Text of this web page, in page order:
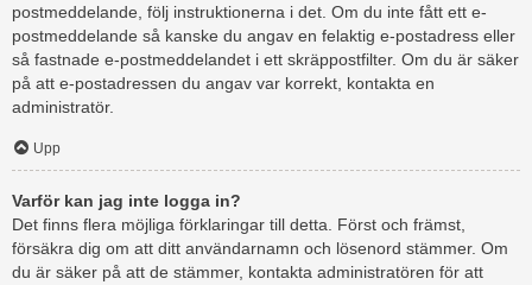
postmeddelande, följ instruktionerna i det. Om du inte fått ett e-
postmeddelande så kanske du angav en felaktig e-postadress eller
så fastnade e-postmeddelandet i ett skräppostfilter. Om du är säker
på att e-postadressen du angav var korrekt, kontakta en
administratör.
Upp
Varför kan jag inte logga in?
Det finns flera möjliga förklaringar till detta. Först och främst,
försäkra dig om att ditt användarnamn och lösenord stämmer. Om
du är säker på att de stämmer, kontakta administratören för att